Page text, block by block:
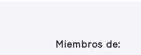
Miembros de: